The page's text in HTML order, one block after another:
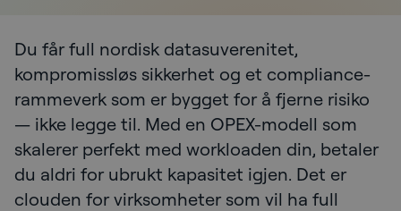
Du får full nordisk datasuverenitet,
kompromissløs sikkerhet og et compliance-
rammeverk som er bygget for å fjerne risiko
— ikke legge til. Med en OPEX-modell som
skalerer perfekt med workloaden din, betaler
du aldri for ubrukt kapasitet igjen. Det er
clouden for virksomheter som vil ha full